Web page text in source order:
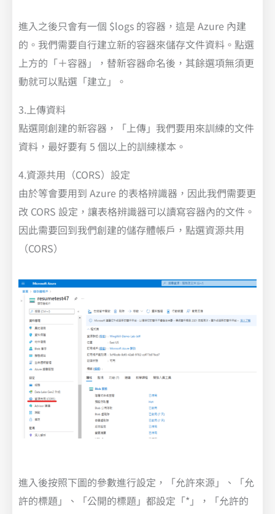
進入之後只會有一個 $logs 的容器，這是 Azure 內建
的。我們需要自行建立新的容器來儲存文件資料。點選
上方的「＋容器」，替新容器命名後，其餘選項無須更
動就可以點選「建立」。
3.上傳資料
點選剛創建的新容器，「上傳」我們要用來訓練的文件
資料，最好要有 5 個以上的訓練樣本。
4.資源共用（CORS）設定
由於等會要用到 Azure 的表格辨識器，因此我們需要更
改 CORS 設定，讓表格辨識器可以讀寫容器內的文件。
因此需要回到我們創建的儲存體帳戶，點選資源共用
（CORS）
進入後按照下圖的參數進行設定，「允許來源」、「允
許的標題」、「公開的標題」都設定「*」，「允許的